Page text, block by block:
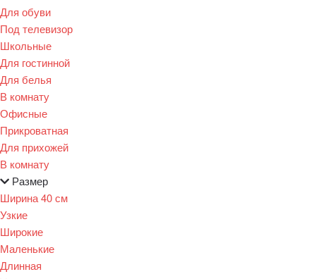
Для обуви
Под телевизор
Школьные
Для гостинной
Для белья
В комнату
Офисные
Прикроватная
Для прихожей
В комнату
Размер
Ширина 40 см
Узкие
Широкие
Маленькие
Длинная